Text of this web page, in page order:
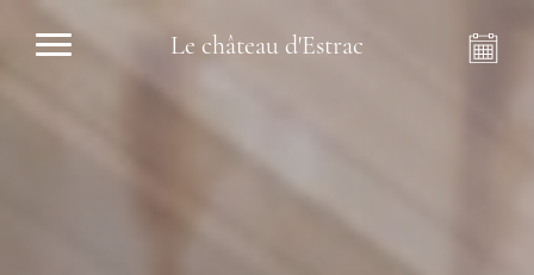
Le château d'Estrac